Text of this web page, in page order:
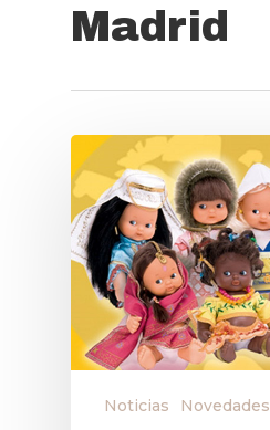
Madrid
Noticias Novedades